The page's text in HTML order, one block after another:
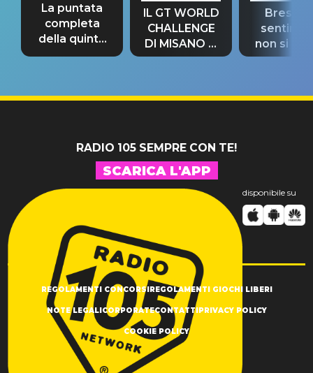
La puntata
completa
della quinta
tappa
IL GT WORLD
CHALLENGE
DI MISANO si
riconferma
Bresh:
non si
fino alla
RADIO 105 SEMPRE CON TE!
SCARICA L'APP
disponibile su
REGOLAMENTI CONCORSIREGOLAMENTI GIOCHI LIBERI
NOTE LEGALICORPORATECONTATTIPRIVACY POLICY
COOKIE POLICY